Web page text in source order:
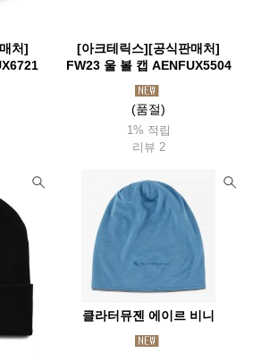
처]
[아크테릭스][공식판매처]
FW23 울 볼 캡 AENFUX5504
(품절)
1% 적립
리뷰 2
클라터뮤젠 에이르 비니